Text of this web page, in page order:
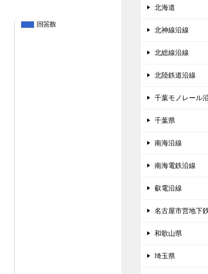
北海道
北神線沿線
北総線沿線
北陸鉄道沿線
千葉モノレール
千葉県
南海沿線
南海電鉄沿線
叡電沿線
名古屋市営地下
和歌山県
埼玉県